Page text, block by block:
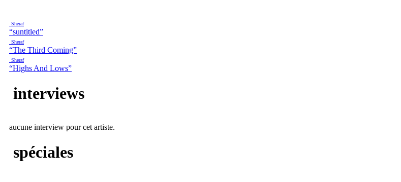
Sheraf
“suntitled”
Sheraf
“The Third Coming”
Sheraf
“Highs And Lows”
interviews
aucune interview pour cet artiste.
spéciales